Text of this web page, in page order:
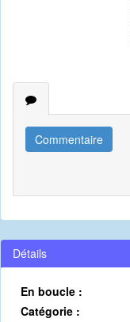
Commentaire
Détails
En boucle :
Catégorie :